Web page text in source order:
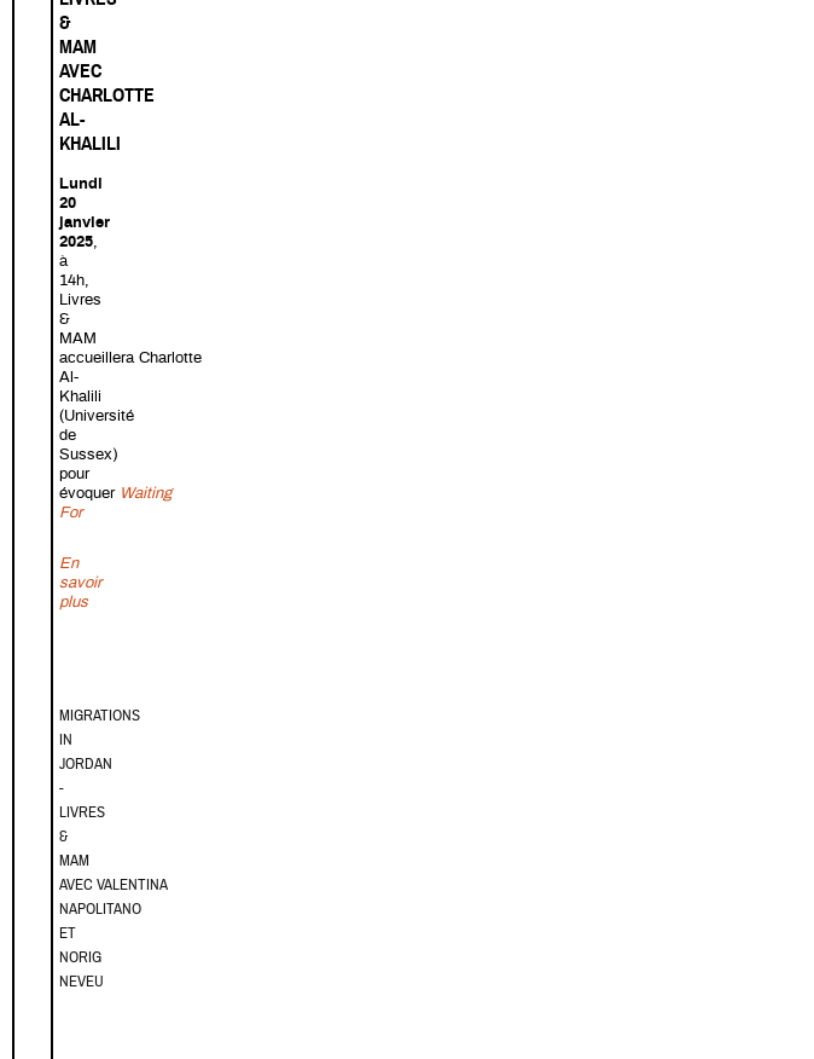
&
MAM
AVEC
CHARLOTTE
AL-
KHALILI
Lundi
20
janvier
2025,
à
14h,
Livres
&
MAM
accueillera Charlotte
Al-
Khalili
(Université
de
Sussex)
pour
évoquer Waiting
For
En
savoir
plussur Syrie : en attendant la fin de la révolution - Livres & MAM avec Charlotte Al-Khalili
MIGRATIONS
IN
JORDAN
-
LIVRES
&
MAM
AVEC VALENTINA
NAPOLITANO
ET
NORIG
NEVEU